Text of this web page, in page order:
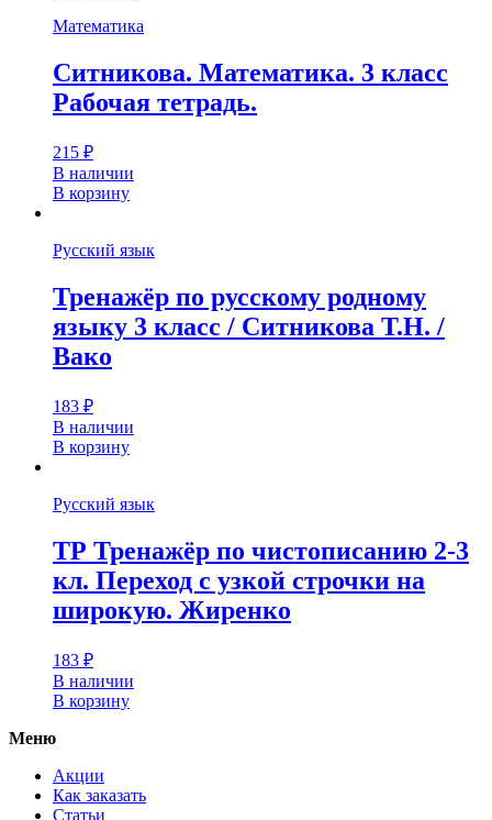
Математика
Ситникова. Математика. 3 класс
Рабочая тетрадь.
215 ₽
В наличии
В корзину
Русский язык
Тренажёр по русскому родному
языку 3 класс / Ситникова Т.Н. /
Вако
183 ₽
В наличии
В корзину
Русский язык
ТР Тренажёр по чистописанию 2-3
кл. Переход с узкой строчки на
широкую. Жиренко
183 ₽
В наличии
В корзину
Меню
Акции
Как заказать
Статьи